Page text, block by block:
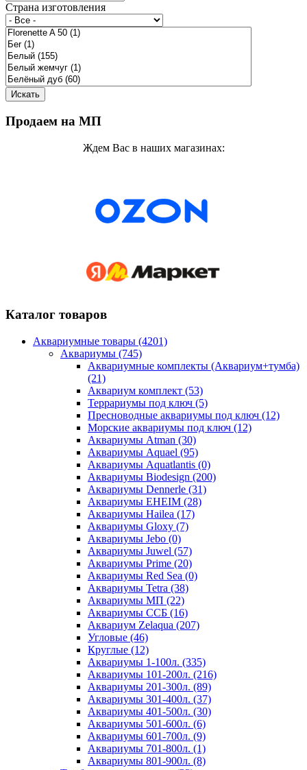
Страна изготовления
Продаем на МП
Ждем Вас в наших магазинах:
Каталог товаров
Аквариумные товары (4201)
Аквариумы (745)
Аквариумные комплекты (Аквариум+тумба)
(21)
Аквариум комплект (53)
Террариумы под ключ (5)
Пресноводные аквариумы под ключ (12)
Морские аквариумы под ключ (12)
Аквариумы Atman (30)
Аквариумы Aquael (95)
Аквариумы Aquatlantis (0)
Аквариумы Biodesign (200)
Аквариумы Dennerle (31)
Аквариумы EHEIM (28)
Аквариумы Hailea (17)
Аквариумы Gloxy (7)
Аквариумы Jebo (0)
Аквариумы Juwel (57)
Аквариумы Prime (20)
Аквариумы Red Sea (0)
Аквариумы Tetra (38)
Аквариумы МП (22)
Аквариумы ССБ (16)
Аквариум Zelaqua (207)
Угловые (46)
Круглые (12)
Аквариумы 1-100л. (335)
Аквариумы 101-200л. (216)
Аквариумы 201-300л. (89)
Аквариумы 301-400л. (37)
Аквариумы 401-500л. (30)
Аквариумы 501-600л. (6)
Аквариумы 601-700л. (9)
Аквариумы 701-800л. (1)
Аквариумы 801-900л. (8)